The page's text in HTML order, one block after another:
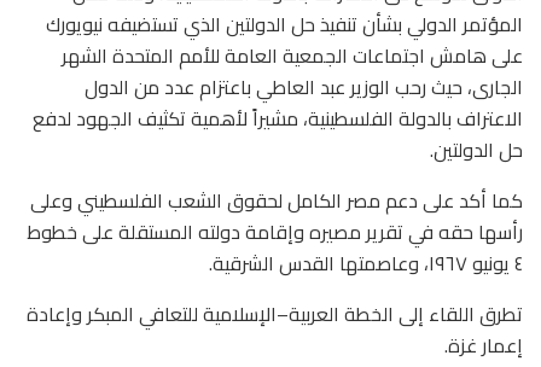
المؤتمر الدولي بشأن تنفيذ حل الدولتين الذي تستضيفه نيويورك
على هامش اجتماعات الجمعية العامة للأمم المتحدة الشهر
الجارى، حيث رحب الوزير عبد العاطي باعتزام عدد من الدول
الاعتراف بالدولة الفلسطينية، مشيراً لأهمية تكثيف الجهود لدفع
حل الدولتين.
كما أكد على دعم مصر الكامل لحقوق الشعب الفلسطيني وعلى
رأسها حقه في تقرير مصيره وإقامة دولته المستقلة على خطوط
٤ يونيو ١٩٦٧، وعاصمتها القدس الشرقية.
تطرق اللقاء إلى الخطة العربية–الإسلامية للتعافي المبكر وإعادة
إعمار غزة.